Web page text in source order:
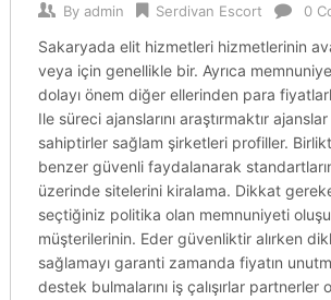
By admin Serdivan Escort 0
Sakaryada elit hizmetleri hizmetlerinin
veya için genellikle bir. Ayrıca
dolayı önem diğer ellerinden para
Ile süreci ajanslarını araştırmaktır
sahiptirler sağlam şirketleri profiller.
benzer güvenli faydalanarak
üzerinde sitelerini kiralama. Dikkat
seçtiğiniz politika olan memnuniyeti
müşterilerinin. Eder güvenliktir alırken
sağlamayı garanti zamanda fiyatın
destek bulmalarını iş çalışırlar partnerler